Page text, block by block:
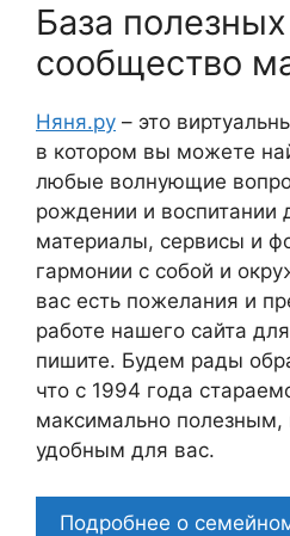
База
сообщество
Няня.ру – это
в котором вы можете
любые волнующие
рождении и воспитании
материалы, сервисы и
гармонии с собой и
вас есть пожелания и
работе нашего сайта
пишите. Будем рады
что c 1994 года
максимально
удобным для вас.
Подробнее о